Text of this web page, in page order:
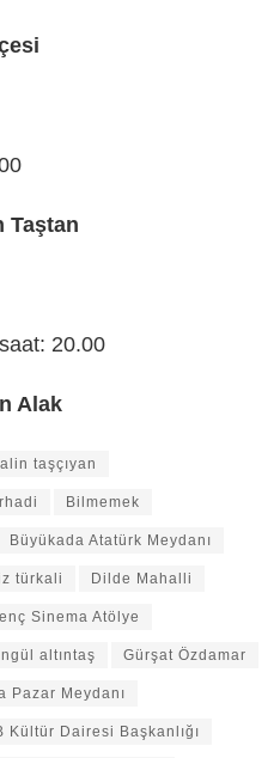
Taştan
20.00
Alak
alin taşçıyan
Bilmemek
Büyükada Atatürk Meydanı
türkali Dilde Mahalli
Sinema Atölye
altıntaş Gürşat Özdamar
Pazar Meydanı
Kültür Dairesi Başkanlığı